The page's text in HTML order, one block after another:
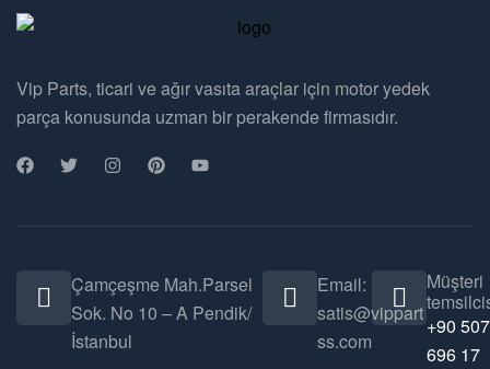
Vip Parts, ticari ve ağır vasıta araçlar için motor yedek
parça konusunda uzman bir perakende firmasıdır.
Çamçeşme Mah.Parsel
Sok. No 10 – A Pendik/
İstanbul
Email:
satis@vippart
ss.com
Müşteri
+90 507
696 17